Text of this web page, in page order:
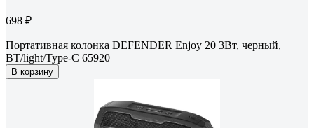
698 ₽
Портативная колонка DEFENDER Enjoy 20 3Вт, черный,
BT/light/Type-C 65920
В корзину